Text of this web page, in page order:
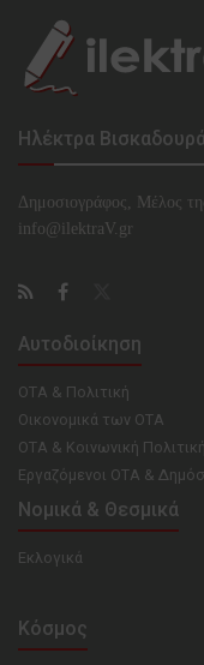
Ηλέκτρα
Δημοσιογράφος, Μέλος
info@ilektraV.gr
Αυτοδιοίκηση
ΟΤΑ & Πολιτική
Οικονομικά των ΟΤΑ
ΟΤΑ & Κοινωνική Πολιτική
Εργαζόμενοι ΟΤΑ &
Νομικά & Θεσμικά
Εκλογικά
Κόσμος